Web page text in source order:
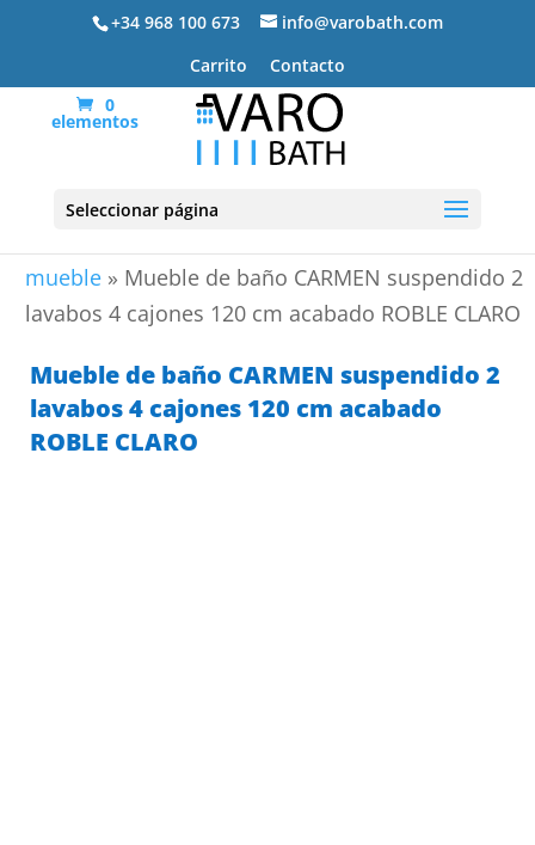
+34 968 100 673
info@varobath.com
Carrito
Contacto
0
elementos
Seleccionar página
mueble » Mueble de baño CARMEN suspendido 2
lavabos 4 cajones 120 cm acabado ROBLE CLARO
Mueble de baño CARMEN suspendido 2
lavabos 4 cajones 120 cm acabado
ROBLE CLARO